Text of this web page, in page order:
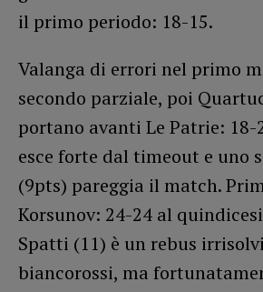
il primo periodo: 18-15.
Valanga di errori nel primo
secondo parziale, poi
portano avanti Le Patrie: 18-
esce forte dal timeout e uno
(9pts) pareggia il match.
Korsunov: 24-24 al
Spatti (11) è un rebus
biancorossi, ma